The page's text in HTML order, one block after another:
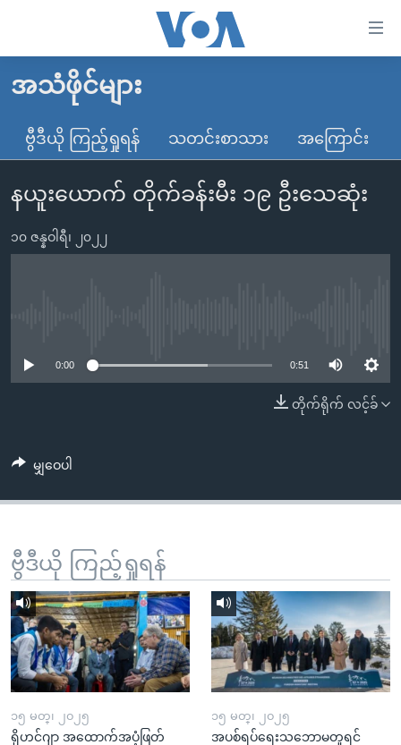
လွယ်ကူ
သည့်
များ
ပင်မ
ပင်မ
စာမျက်နှာ
ကျော်
ရန်
ရှာဖွေ
ရန်
နေရာ
သို့
ကျော်
ရန်
မူလစာမျက်နှာ
မြန်မာ
ကမ္ဘာ့သတင်းများ
နိုင်ငံတကာ
တရုတ်
ဗွီဒီယို
ရပ်ဝန်းတခု လမ်းတခု အလွန်
ရုပ်ရှင်ထဲက အင်္ဂလိပ်စာ
တီဗွီ
ရေဒီယို/တီဗွီအစီအစဉ်
ဗွီအိုအေ လူမှုကွန်ယက်များ
ဘာသာစကားများ
အသံဖိုင်များ
ဗွီဒီယို ကြည့်ရှုရန် သတင်းစာသား အကြောင်း
နယူးယောက် တိုက်ခန်းမီး ၁၉ ဦးသေဆုံး
၁၀ ဇန္နဝါရီ၊ ၂၀၂၂
0:00 0:51
တိုက်ရိုက် လင့်ခ်
မျှဝေပါ
ဗွီဒီယို ကြည့်ရှုရန်
၁၅ မတ္၊ ၂၀၂၅
ရိုဟင်ဂျာ အထောက်အပံ့ဖြတ်
၁၅ မတ္၊ ၂၀၂၅
အပစ်ရပ်ရေးသဘောမတူရင်